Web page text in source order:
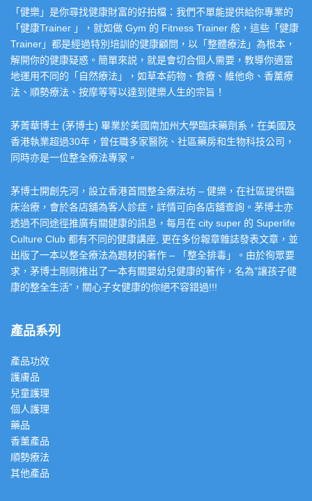
「健樂」是你尋找健康財富的好拍檔：我們不單能提供給你專業的
「健康Trainer 」，就如做 Gym 的 Fitness Trainer 般，這些「健康
Trainer」都是經過特別培訓的健康顧問，以「整體療法」為根本，
解開你的健康疑惑。簡單來説，就是會切合個人需要，教導你適當
地運用不同的「自然療法」，如草本葯物、食療、維他命、香薰療
法、順勢療法、按摩等等以達到健樂人生的宗旨！
茅菁華博士 (茅博士) 畢業於美國南加州大學臨床藥劑系，在美國及
香港執業超過30年，曾任職多家醫院、社區藥房和生物科技公司，
同時亦是一位整全療法專家。
茅博士開創先河，設立香港首間整全療法坊 – 健樂，在社區提供臨
床治療，會於各店舖為客人診症，詳情可向各店舖查詢。茅博士亦
透過不同途徑推廣有關健康的訊息，每月在 city super 的 Superlife
Culture Club 都有不同的健康講座, 更在多份報章雜誌發表文章，並
出版了一本以整全療法為題材的著作 – 「整全排毒」。由於徇眾要
求，茅博士剛剛推出了一本有關嬰幼兒健康的著作，名為”讓孩子健
康的整全生活”，關心子女健康的你絕不容錯過!!!
產品系列
產品功效
護膚品
兒童護理
個人護理
藥品
香薰產品
順勢療法
其他產品